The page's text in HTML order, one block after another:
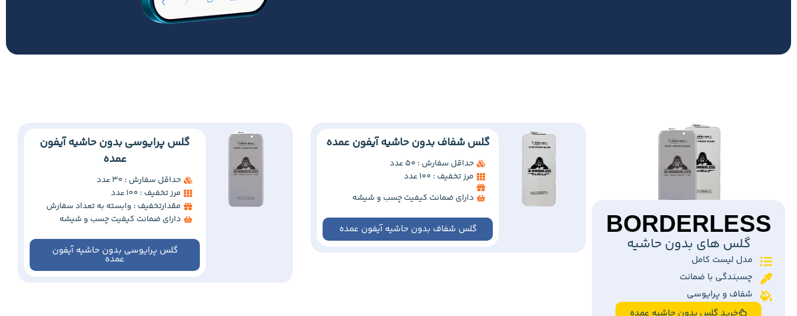
BORDERLESS
گلس های بدون حاشیه
مدل لیست کامل
چسبندگی با ضمانت
شفاف و پرایوسی
گلس شفاف بدون حاشیه آیفون عمده
حداقل سفارش : 50 عدد
مرز تخفیف : 100 عدد
دارای ضمانت کیفیت چسب و شیشه
گلس شفاف بدون حاشیه آیفون عمده
گلس پرایوسی بدون حاشیه آیفون
عمده
حداقل سفارش : 30 عدد
مرز تخفیف : 100 عدد
مقدارتخفیف : وابسته به تعداد سفارش
دارای ضمانت کیفیت چسب و شیشه
گلس پرایوسی بدون حاشیه آیفون
عمده